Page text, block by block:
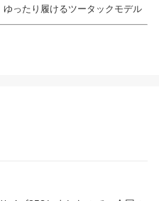
ゆったり履けるツータックモデル